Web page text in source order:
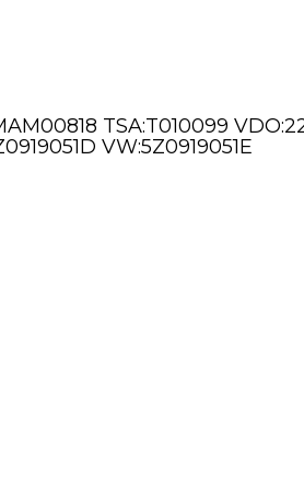
TSA:T010099
VW:5Z0919051E